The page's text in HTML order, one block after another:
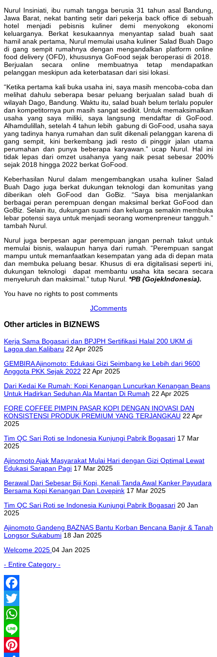
Nurul Insiniati, ibu rumah tangga berusia 31 tahun asal Bandung,
Jawa Barat, nekat banting setir dari pekerja back office di sebuah
hotel menjadi pebisnis kuliner demi menyokong ekonomi
keluarganya. Berkat kesukaannya menyantap salad buah saat
hamil anak pertama, Nurul memulai usaha kuliner Salad Buah Dago
di gang sempit rumahnya dengan mengandalkan platform online
food delivery (OFD), khususnya GoFood sejak beroperasi di 2018.
Berjualan secara online membuatnya tetap mendapatkan
pelanggan meskipun ada keterbatasan dari sisi lokasi.
“Ketika pertama kali buka usaha ini, saya masih mencoba-coba dan
melihat dahulu seberapa besar peluang berjualan salad buah di
wilayah Dago, Bandung. Waktu itu, salad buah belum terlalu populer
dan kompetitornya pun masih sangat sedikit. Untuk memaksimalkan
usaha yang saya miliki, saya langsung mendaftar di GoFood.
Alhamdulillah, setelah 4 tahun lebih gabung di GoFood, usaha saya
yang tadinya hanya rumahan dan sulit dikenali pelanggan karena di
gang sempit, kini berkembang jadi resto di pinggir jalan utama
perumahan dan punya beberapa karyawan.” ucap Nurul. Hal ini
tidak lepas dari omzet usahanya yang naik pesat sebesar 200%
sejak 2018 hingga 2022 berkat GoFood.
Keberhasilan Nurul dalam mengembangkan usaha kuliner Salad
Buah Dago juga berkat dukungan teknologi dan komunitas yang
diberikan oleh GoFood dan GoBiz. “Saya bisa menjalankan
berbagai peran perempuan dengan maksimal berkat GoFood dan
GoBiz. Selain itu, dukungan suami dan keluarga semakin membuka
lebar potensi saya untuk menjadi seorang womenpreneur tangguh.”
tambah Nurul.
Nurul juga berpesan agar perempuan jangan pernah takut untuk
memulai bisnis, walaupun hanya dari rumah. “Perempuan sangat
mampu untuk memanfaatkan kesempatan yang ada di depan mata
dan membuka peluang besar. Khusus di era digitalisasi seperti ini,
dukungan teknologi dapat membantu usaha kita secara secara
menyeluruh dan maksimal.” tutup Nurul. *PB (GojekIndonesia).
You have no rights to post comments
JComments
Other articles in BIZNEWS
Kerja Sama Bogasari dan BPJPH Sertifikasi Halal 200 UKM di
Lagoa dan Kalibaru 22 Apr 2025
GEMBIRA Ajinomoto: Edukasi Gizi Seimbang ke Lebih dari 9600
Anggota PKK Sejak 2022 22 Apr 2025
Dari Kedai Ke Rumah: Kopi Kenangan Luncurkan Kenangan Beans
Untuk Hadirkan Seduhan Ala Mantan Di Rumah 22 Apr 2025
FORE COFFEE PIMPIN PASAR KOPI DENGAN INOVASI DAN
KONSISTENSI PRODUK PREMIUM YANG TERJANGKAU 22 Apr
2025
Tim QC Sari Roti se Indonesia Kunjungi Pabrik Bogasari 17 Mar
2025
Ajinomoto Ajak Masyarakat Mulai Hari dengan Gizi Optimal Lewat
Edukasi Sarapan Pagi 17 Mar 2025
Berawal Dari Sebesar Biji Kopi, Kenali Tanda Awal Kanker Payudara
Bersama Kopi Kenangan Dan Lovepink 17 Mar 2025
Tim QC Sari Roti se Indonesia Kunjungi Pabrik Bogasari 20 Jan
2025
Ajinomoto Gandeng BAZNAS Bantu Korban Bencana Banjir & Tanah
Longsor Sukabumi 18 Jan 2025
Welcome 2025 04 Jan 2025
- Entire Category -
Facebook
Twitter
WhatsApp
Line